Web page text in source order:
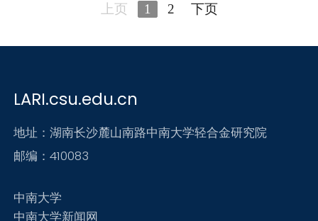
上页 1 2 下页
LARI.csu.edu.cn
地址：湖南长沙麓山南路中南大学轻合金研究院
邮编：410083
中南大学
中南大学新闻网